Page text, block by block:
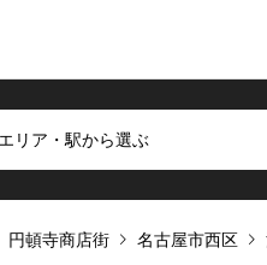
エリア・駅から選ぶ
円頓寺商店街 名古屋市西区